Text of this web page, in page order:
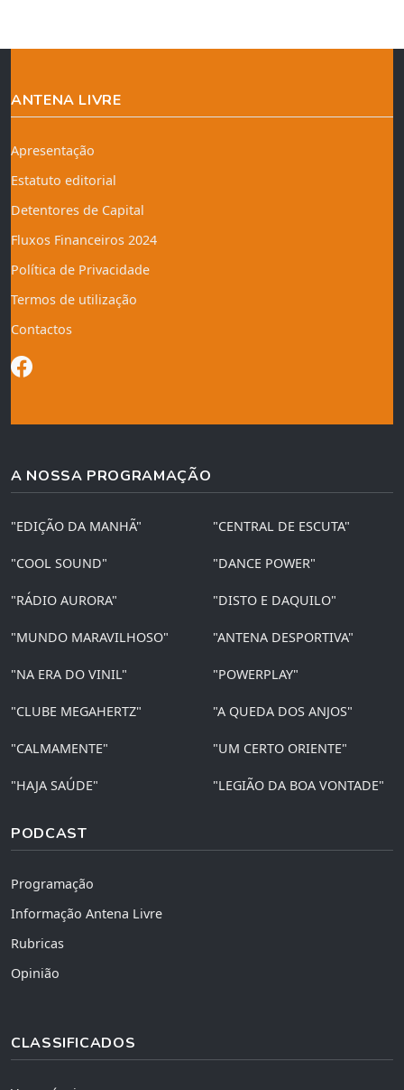
ANTENA LIVRE
Apresentação
Estatuto editorial
Detentores de Capital
Fluxos Financeiros 2024
Política de Privacidade
Termos de utilização
Contactos
A NOSSA PROGRAMAÇÃO
"EDIÇÃO DA MANHÃ" "CENTRAL DE ESCUTA"
"COOL SOUND" "DANCE POWER"
"RÁDIO AURORA" "DISTO E DAQUILO"
"MUNDO MARAVILHOSO" "ANTENA DESPORTIVA"
"NA ERA DO VINIL" "POWERPLAY"
"CLUBE MEGAHERTZ" "A QUEDA DOS ANJOS"
"CALMAMENTE" "UM CERTO ORIENTE"
"HAJA SAÚDE" "LEGIÃO DA BOA VONTADE"
PODCAST
Programação
Informação Antena Livre
Rubricas
Opinião
CLASSIFICADOS